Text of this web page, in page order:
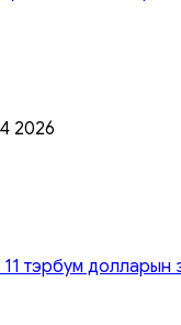
2026
тэрбум долларын